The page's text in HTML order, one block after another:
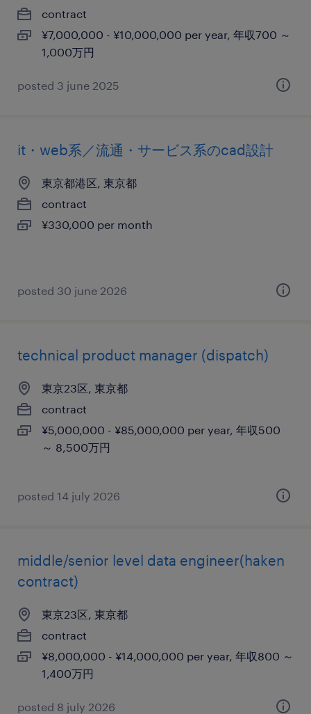
contract
¥7,000,000 - ¥10,000,000 per year, 年収700 ～
1,000万円
posted 3 june 2025
it・web系／流通・サービス系のcad設計
東京都港区, 東京都
contract
¥330,000 per month
posted 30 june 2026
technical product manager (dispatch)
東京23区, 東京都
contract
¥5,000,000 - ¥85,000,000 per year, 年収500
～ 8,500万円
posted 14 july 2026
middle/senior level data engineer(haken
contract)
東京23区, 東京都
contract
¥8,000,000 - ¥14,000,000 per year, 年収800 ～
1,400万円
posted 8 july 2026